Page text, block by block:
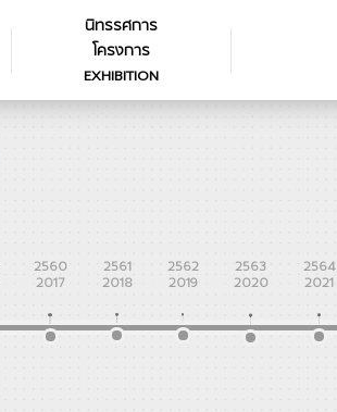
นิทรรศการ
โครงการ
EXHIBITION
2560
2017
2561
2018
2562
2019
2563
2020
2564
2021